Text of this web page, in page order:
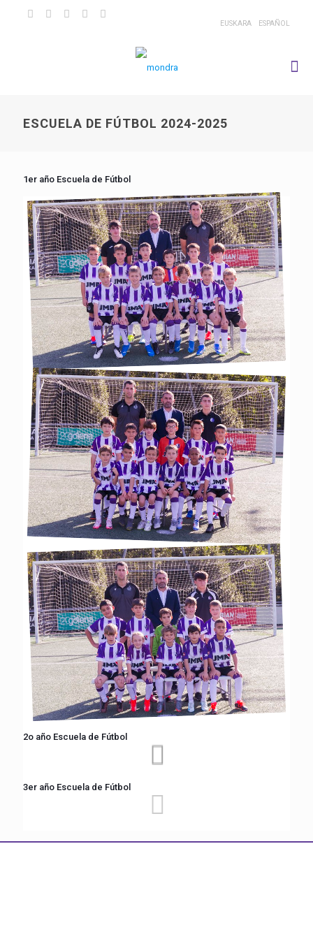
EUSKARA ESPAÑOL
ESCUELA DE FÚTBOL 2024-2025
1er año Escuela de Fútbol
2o año Escuela de Fútbol
3er año Escuela de Fútbol